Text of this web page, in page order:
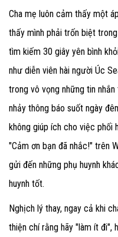
Cha mẹ luôn cảm thấy một
thấy mình phải trốn biệt
tìm kiếm 30 giây yên bình
như diễn viên hài người Úc
trong vô vọng những tin
nhảy thông báo suốt ngày
không giúp ích cho việc phối
"Cảm ơn bạn đã nhắc!" trên
gửi đến những phụ huynh
huynh tốt.
Nghịch lý thay, ngay cả khi
thiện chí rằng hãy "làm ít